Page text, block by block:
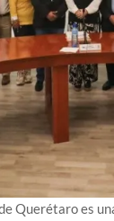
Querétaro es